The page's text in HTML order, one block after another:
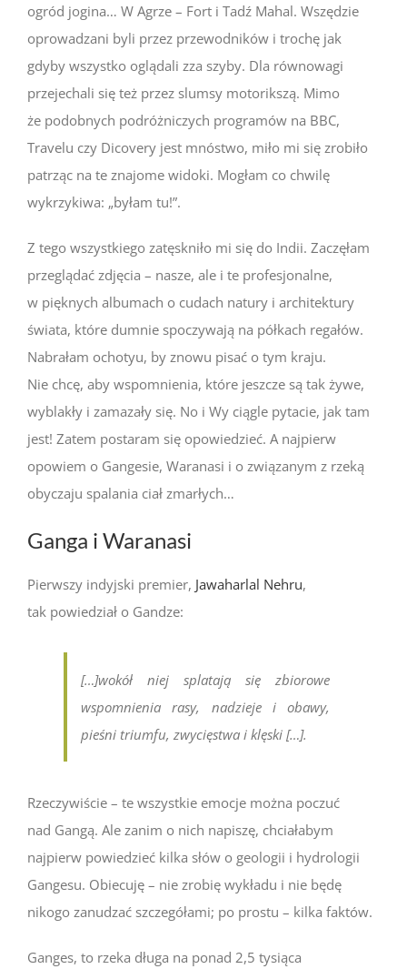
ogród jogina… W Agrze – Fort i Tadź Mahal. Wszędzie
oprowadzani byli przez przewodników i trochę jak
gdyby wszystko oglądali zza szyby. Dla równowagi
przejechali się też przez slumsy motorikszą. Mimo
że podobnych podróżniczych programów na BBC,
Travelu czy Dicovery jest mnóstwo, miło mi się zrobiło
patrząc na te znajome widoki. Mogłam co chwilę
wykrzykiwa: „byłam tu!”.
Z tego wszystkiego zatęskniło mi się do Indii. Zaczęłam
przeglądać zdjęcia – nasze, ale i te profesjonalne,
w pięknych albumach o cudach natury i architektury
świata, które dumnie spoczywają na półkach regałów.
Nabrałam ochotyu, by znowu pisać o tym kraju.
Nie chcę, aby wspomnienia, które jeszcze są tak żywe,
wyblakły i zamazały się. No i Wy ciągle pytacie, jak tam
jest! Zatem postaram się opowiedzieć. A najpierw
opowiem o Gangesie, Waranasi i o związanym z rzeką
obyczaju spalania ciał zmarłych…
Ganga i Waranasi
Pierwszy indyjski premier, Jawaharlal Nehru,
tak powiedział o Gandze:
[…]wokół niej splatają się zbiorowe
wspomnienia rasy, nadzieje i obawy,
pieśni triumfu, zwycięstwa i klęski […].
Rzeczywiście – te wszystkie emocje można poczuć
nad Gangą. Ale zanim o nich napiszę, chciałabym
najpierw powiedzieć kilka słów o geologii i hydrologii
Gangesu. Obiecuję – nie zrobię wykładu i nie będę
nikogo zanudzać szczegółami; po prostu – kilka faktów.
Ganges, to rzeka długa na ponad 2,5 tysiąca